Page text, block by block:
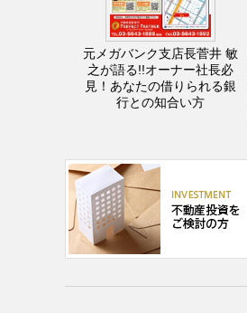
元メガバンク支店長菅井 敏
之が語る!!オーナー社長必
見！あなたの借りられる銀
行との知合い方